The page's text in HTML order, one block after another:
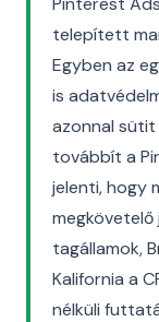
telepített
Egyben az
is
azonnal
továbbít a
jelenti, hogy
megkövetelő
tagállamok,
Kalifornia a
nélküli